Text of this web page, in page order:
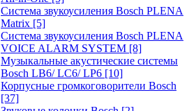
Система звукоусиления Bosch PLENA
Matrix [5]
Система звукоусиления Bosch PLENA
VOICE ALARM SYSTEM [8]
Музыкальные акустические системы
Bosch LB6/ LC6/ LP6 [10]
Корпусные громкоговорители Bosch
[37]